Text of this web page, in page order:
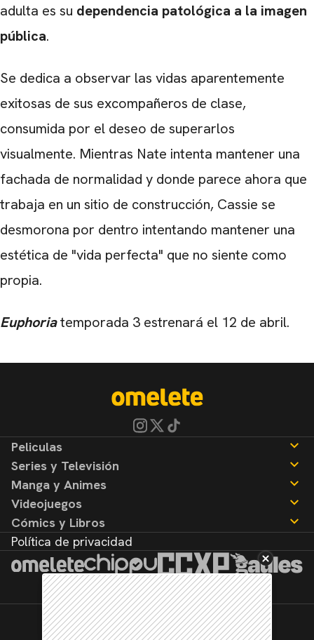
adulta es su dependencia patológica a la imagen
pública.
Se dedica a observar las vidas aparentemente
exitosas de sus excompañeros de clase,
consumida por el deseo de superarlos
visualmente. Mientras Nate intenta mantener una
fachada de normalidad y donde parece ahora que
trabaja en un sitio de construcción, Cassie se
desmorona por dentro intentando mantener una
estética de "vida perfecta" que no siente como
propia.
Euphoriatemporada 3 estrenará el 12 de abril.
Peliculas
Noticias
Reseñas
Series y Televisión
Noticias
Reseñas
Manga y Animes
Noticias
Reseñas
Videojuegos
Noticias
Reseñas
Cómics y Libros
Noticias
Reseñas
Política de privacidad
©2026. Todos los derechos reservados.